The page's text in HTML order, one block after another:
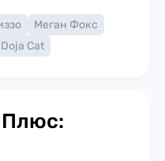
Меган Фокс
Doja Cat
Плюс: